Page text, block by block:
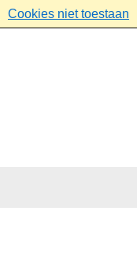
Cookies niet toestaan